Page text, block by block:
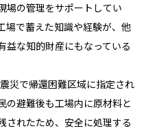
場の管理をサポートしてい
場で蓄えた知識や経験が、他
益な知的財産にもなっている
災で帰還困難区域に指定され
の避難後も工場内に原材料と
されたため、安全に処理する